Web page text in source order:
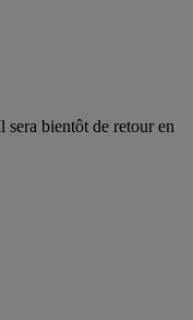
bientôt de retour en